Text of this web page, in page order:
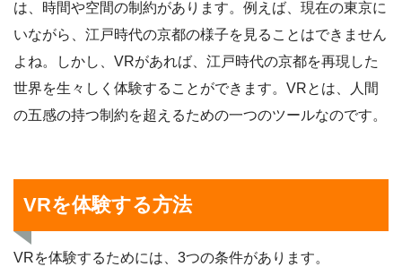
は、時間や空間の制約があります。例えば、現在の東京に
いながら、江戸時代の京都の様子を見ることはできません
よね。しかし、VRがあれば、江戸時代の京都を再現した
世界を生々しく体験することができます。VRとは、人間
の五感の持つ制約を超えるための一つのツールなのです。
VRを体験する方法
VRを体験するためには、3つの条件があります。